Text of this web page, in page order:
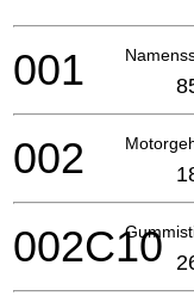
001
002
002C10